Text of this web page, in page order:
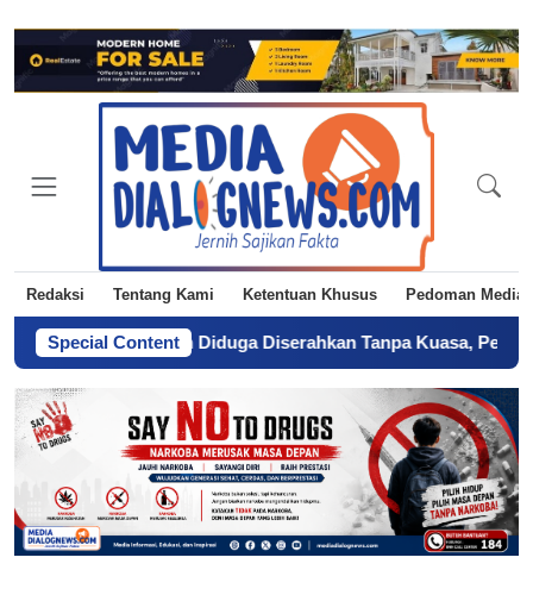
Redaksi Tentang Kami Ketentuan Khusus Pedoman Media
Special Content
Tanah Diduga Diserahkan Tanpa Kuasa, Pemilik